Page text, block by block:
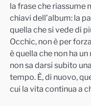
la frase che riassume
chiavi dell’album: la
quella che si vede di
Occhic, non è per
è quella che non ha
non sa darsi subito
tempo. È, di nuovo,
cui la vita continua a